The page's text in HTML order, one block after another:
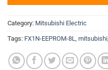
Category: Mitsubishi Electric
Tags: FX1N-EEPROM-8L mitsubishi